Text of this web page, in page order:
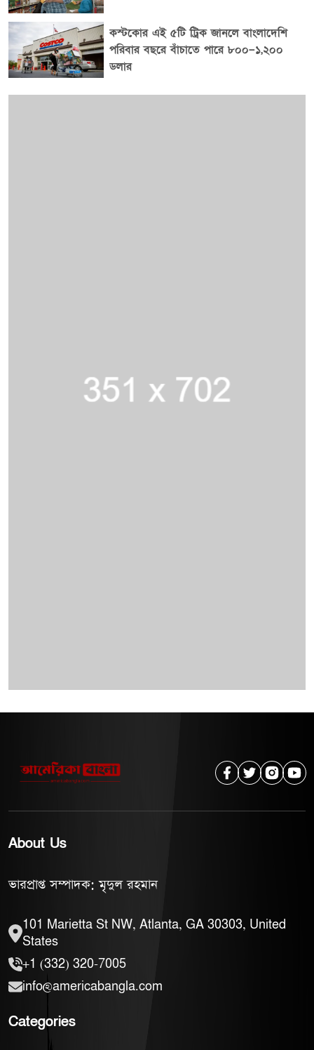
সৌদি আরবে পড়াশোনার প্রতি বাংলাদেশি শিক্ষার্থীদের আগ্রহ
বাড়ায়। সেখানে পড়াশোনার পাশাপাশি হজ ও ওমরাহ পালনের
সুযোগও শিক্ষার্থীদের কাছে বাড়তি আকর্ষণ তৈরি করে।
আলিমুল ও হাসিবের মতো শিক্ষার্থীদের জন্য এই বৃত্তি শুধু
কস্টকোর এই ৫টি ট্রিক জানলে বাংলাদেশি
পরিবার বছরে বাঁচাতে পারে ৮০০–১,২০০
ডলার
About Us
ভারপ্রাপ্ত সম্পাদক: মৃদুল রহমান
101 Marietta St NW, Atlanta, GA 30303, United
States
+1 (332) 320-7005
info@americabangla.com
Categories